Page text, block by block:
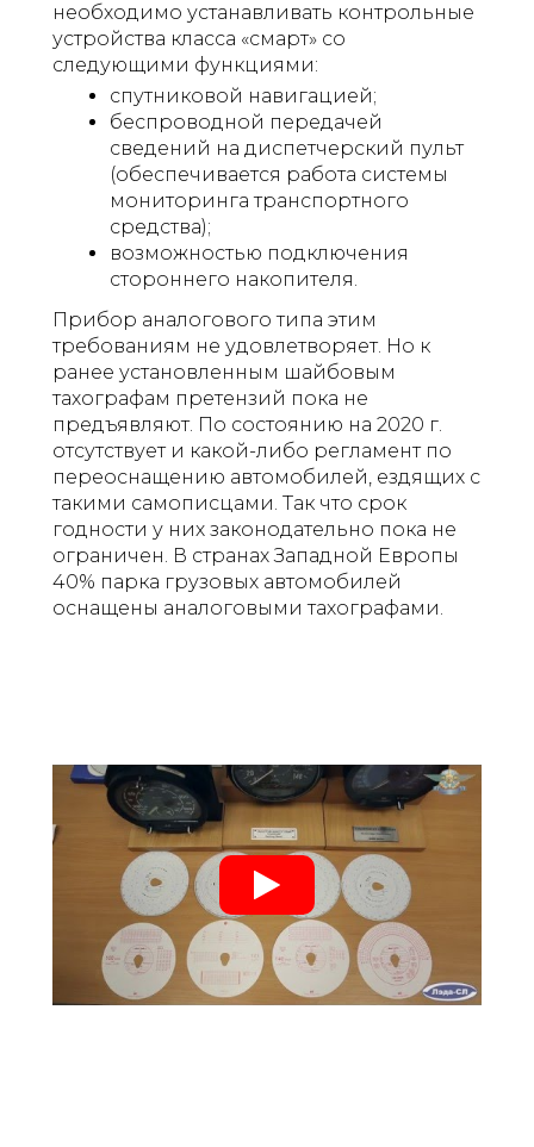
необходимо устанавливать контрольные
устройства класса «смарт» со
следующими функциями:
спутниковой навигацией;
беспроводной передачей
сведений на диспетчерский пульт
(обеспечивается работа системы
мониторинга транспортного
средства);
возможностью подключения
стороннего накопителя.
Прибор аналогового типа этим
требованиям не удовлетворяет. Но к
ранее установленным шайбовым
тахографам претензий пока не
предъявляют. По состоянию на 2020 г.
отсутствует и какой-либо регламент по
переоснащению автомобилей, ездящих с
такими самописцами. Так что срок
годности у них законодательно пока не
ограничен. В странах Западной Европы
40% парка грузовых автомобилей
оснащены аналоговыми тахографами.